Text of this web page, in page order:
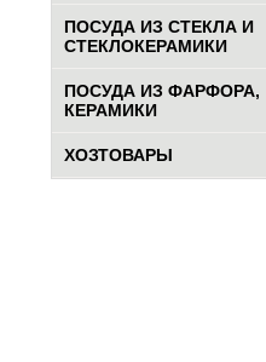
ПОСУДА ИЗ СТЕКЛА И
СТЕКЛОКЕРАМИКИ
ПОСУДА ИЗ ФАРФОРА,
КЕРАМИКИ
ХОЗТОВАРЫ